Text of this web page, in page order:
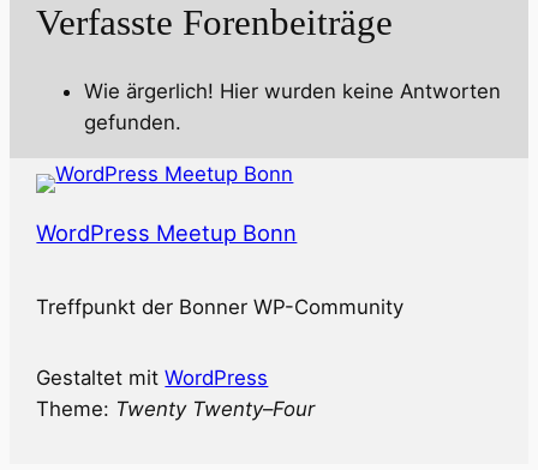
Verfasste Forenbeiträge
Wie ärgerlich! Hier wurden keine Antworten
gefunden.
WordPress Meetup Bonn
Treffpunkt der Bonner WP-Community
Gestaltet mitWordPress
Theme: Twenty Twenty–Four